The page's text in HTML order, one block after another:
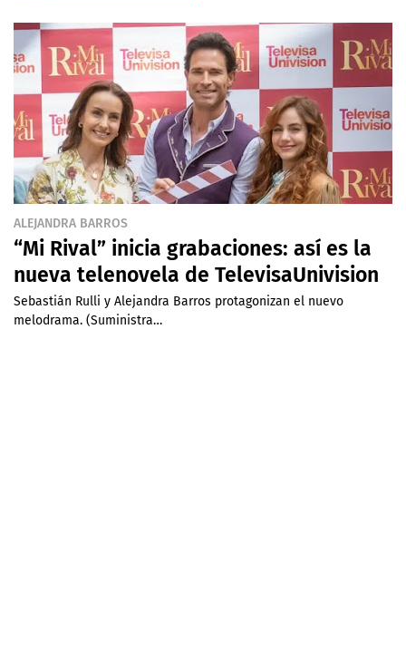
ALEJANDRA BARROS
“Mi Rival” inicia grabaciones: así es la
nueva telenovela de TelevisaUnivision
Sebastián Rulli y Alejandra Barros protagonizan el nuevo
melodrama. (Suministra…